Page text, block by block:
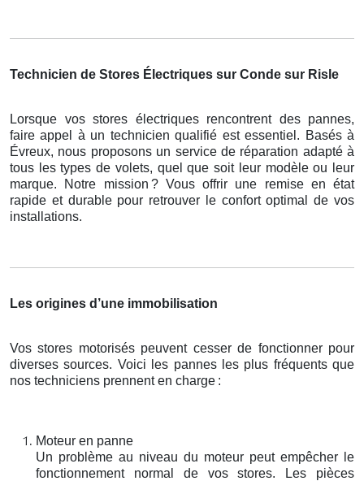
Technicien de Stores Électriques sur Conde sur Risle
Lorsque vos stores électriques rencontrent des pannes,
faire appel à un technicien qualifié est essentiel. Basés à
Évreux, nous proposons un service de réparation adapté à
tous les types de volets, quel que soit leur modèle ou leur
marque. Notre mission ? Vous offrir une remise en état
rapide et durable pour retrouver le confort optimal de vos
installations.
Les origines d’une immobilisation
Vos stores motorisés peuvent cesser de fonctionner pour
diverses sources. Voici les pannes les plus fréquents que
nos techniciens prennent en charge :
Moteur en panne
Un problème au niveau du moteur peut empêcher le
fonctionnement normal de vos stores. Les pièces